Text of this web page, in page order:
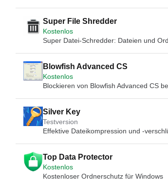
Super File Shredder
Kostenlos
Super Datei-Schredder: Dateien und
Blowfish Advanced CS
Kostenlos
Blockieren von Blowfish Advanced CS
Silver Key
Testversion
Effektive Dateikompression und -
Top Data Protector
Kostenlos
Kostenloser Ordnerschutz für Windows